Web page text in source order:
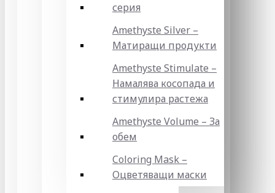
серия
Amethyste Silver –
Матиращи продукти
Amethyste Stimulate –
Намалява косопада и
стимулира растежа
Amethyste Volume – За
обем
Coloring Mask –
Оцветяващи маски